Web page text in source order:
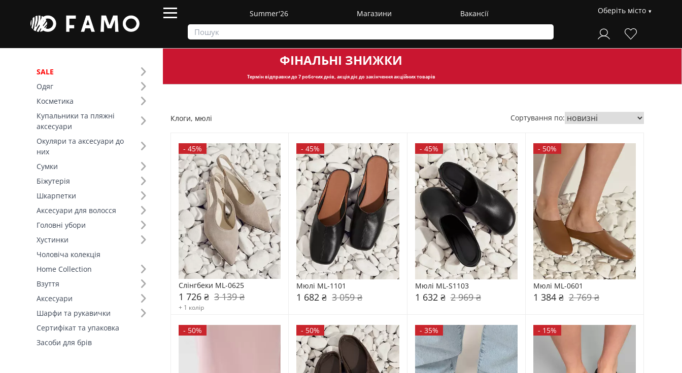
Summer'26 Магазини Вакансії Оберіть місто
SALE
Одяг
Косметика
Купальники та пляжні
аксесуари
Окуляри та аксесуари до
них
Сумки
Біжутерія
Шкарпетки
Аксесуари для волосся
Головні убори
Хустинки
Чоловіча колекція
Home Collection
Взуття
Аксесуари
Шарфи та рукавички
Сертифікат та упаковка
Засоби для брів
ФІНАЛЬНІ ЗНИЖКИ
Термін відправкидо 7 робочих днів, акція діє до закінчення акційних товарів
Фільтр
Ціна
SALE
Розмір (4)
Основний колір (4)
Клоги, мюлі Сортування по:
- 45%
Слінгбеки ML-0625
1 726 ₴ 3 139 ₴
+ 1 колір
-45%
Мюлі ML-1101
1 682 ₴ 3 059 ₴
- 45%
Мюлі ML-S1103
1 632 ₴ 2 969 ₴
- 50%
Мюлі ML-0601
1 384 ₴ 2 769 ₴
- 50% - 50% - 35% - 15%